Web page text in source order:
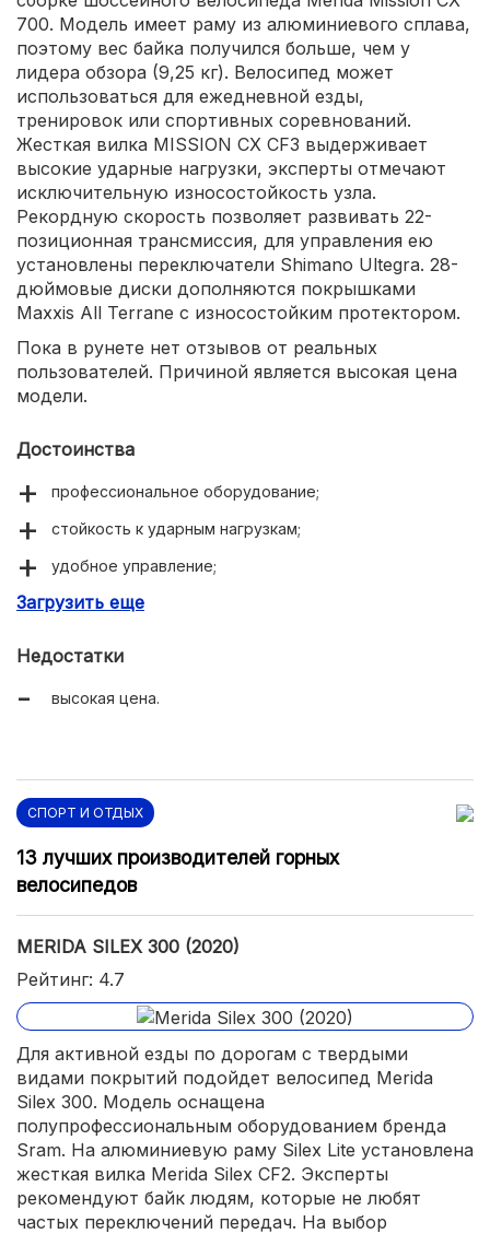
700. Модель имеет раму из алюминиевого сплава,
поэтому вес байка получился больше, чем у
лидера обзора (9,25 кг). Велосипед может
использоваться для ежедневной езды,
тренировок или спортивных соревнований.
Жесткая вилка MISSION CX CF3 выдерживает
высокие ударные нагрузки, эксперты отмечают
исключительную износостойкость узла.
Рекордную скорость позволяет развивать 22-
позиционная трансмиссия, для управления ею
установлены переключатели Shimano Ultegra. 28-
дюймовые диски дополняются покрышками
Maxxis All Terrane с износостойким протектором.
Пока в рунете нет отзывов от реальных
пользователей. Причиной является высокая цена
модели.
Достоинства
профессиональное оборудование;
стойкость к ударным нагрузкам;
удобное управление;
прочность и долговечность.
Загрузить еще
Недостатки
высокая цена.
СПОРТ И ОТДЫХ
13 лучших производителей горных
велосипедов
MERIDA SILEX 300 (2020)
Рейтинг: 4.7
Для активной езды по дорогам с твердыми
видами покрытий подойдет велосипед Merida
Silex 300. Модель оснащена
полупрофессиональным оборудованием бренда
Sram. На алюминиевую раму Silex Lite установлена
жесткая вилка Merida Silex CF2. Эксперты
рекомендуют байк людям, которые не любят
частых переключений передач. На выбор